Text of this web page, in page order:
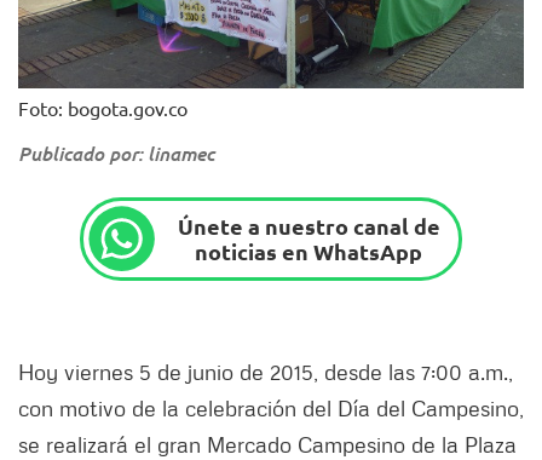
Foto: bogota.gov.co
Publicado por: linamec
Únete a nuestro canal de
noticias en WhatsApp
Hoy viernes 5 de junio de 2015, desde las 7:00 a.m.,
con motivo de la celebración del Día del Campesino,
se realizará el gran Mercado Campesino de la Plaza